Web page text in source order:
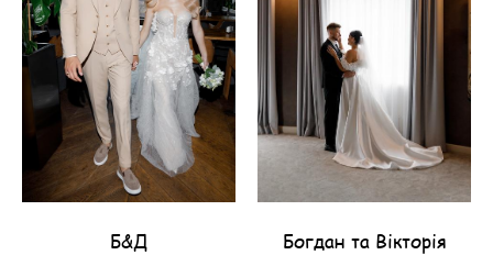
Б&Д Богдан та Вікторія